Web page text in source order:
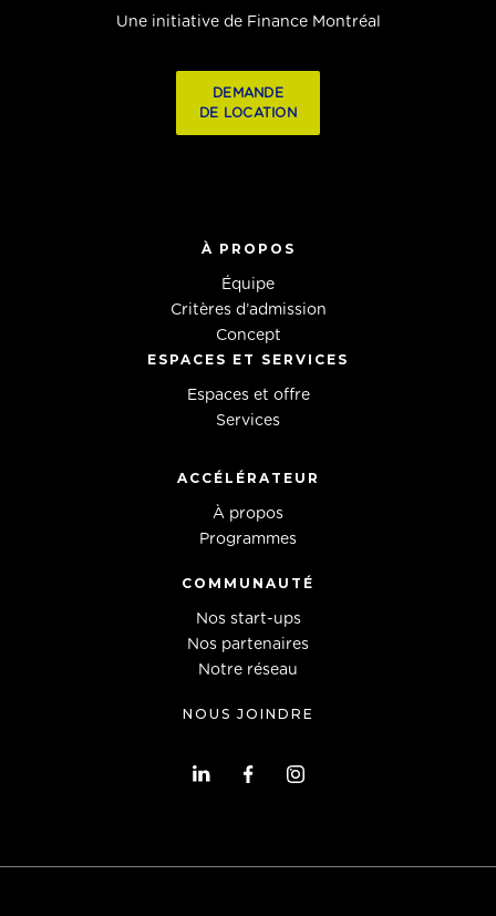
Une initiative de Finance Montréal
DEMANDE
DE LOCATION
À PROPOS
Équipe
Critères d’admission
Concept
ESPACES ET SERVICES
Espaces et offre
Services
ACCÉLÉRATEUR
À propos
Programmes
COMMUNAUTÉ
Nos start-ups
Nos partenaires
Notre réseau
NOUS JOINDRE